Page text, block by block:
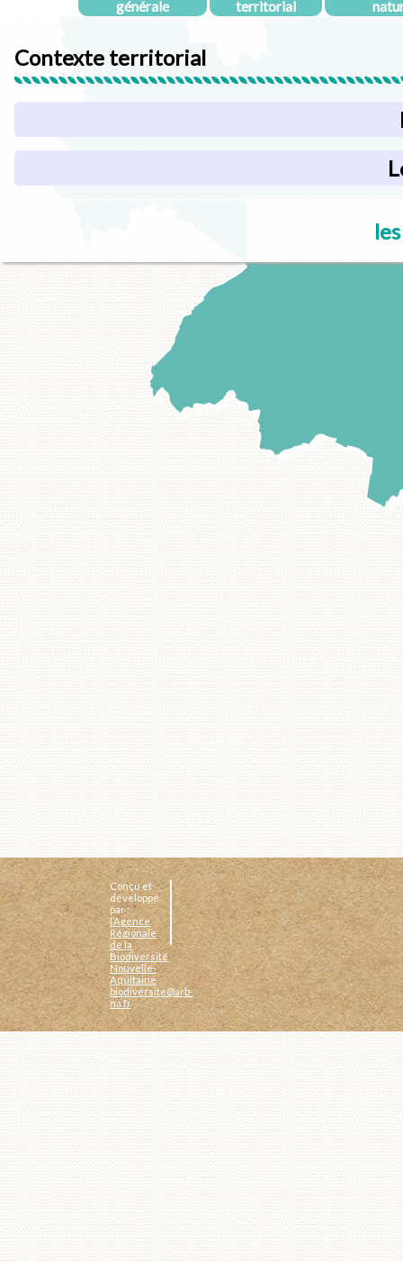
générale
territorial
Contexte territorial
Conçu et
développé
par :
l’Agence
Régionale
de la
Biodiversité
Nouvelle-
Aquitaine
biodiversite@arb-
na.fr